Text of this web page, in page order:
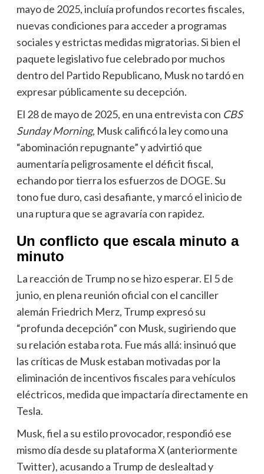
mayo de 2025, incluía profundos recortes fiscales,
nuevas condiciones para acceder a programas
sociales y estrictas medidas migratorias. Si bien el
paquete legislativo fue celebrado por muchos
dentro del Partido Republicano, Musk no tardó en
expresar públicamente su decepción.
El 28 de mayo de 2025, en una entrevista con CBS
Sunday Morning, Musk calificó la ley como una
“abominación repugnante” y advirtió que
aumentaría peligrosamente el déficit fiscal,
echando por tierra los esfuerzos de DOGE. Su
tono fue duro, casi desafiante, y marcó el inicio de
una ruptura que se agravaría con rapidez.
Un conflicto que escala minuto a
minuto
La reacción de Trump no se hizo esperar. El 5 de
junio, en plena reunión oficial con el canciller
alemán Friedrich Merz, Trump expresó su
“profunda decepción” con Musk, sugiriendo que
su relación estaba rota. Fue más allá: insinuó que
las críticas de Musk estaban motivadas por la
eliminación de incentivos fiscales para vehículos
eléctricos, medida que impactaría directamente en
Tesla.
Musk, fiel a su estilo provocador, respondió ese
mismo día desde su plataforma X (anteriormente
Twitter), acusando a Trump de deslealtad y